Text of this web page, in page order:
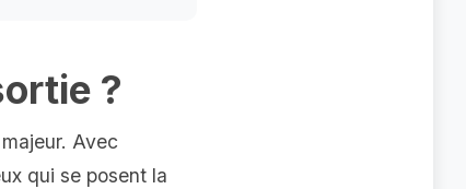
?
Avec
qui se posent la